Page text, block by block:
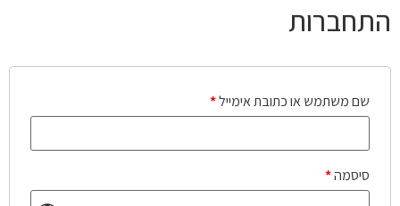
התחברות
שם משתמש או כתובת אימייל*
סיסמה*